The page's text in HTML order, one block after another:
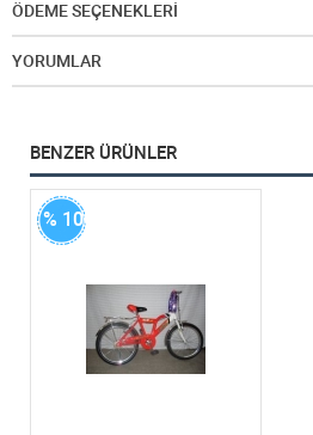
ÖDEME SEÇENEKLERİ
YORUMLAR
BENZER ÜRÜNLER
% 100